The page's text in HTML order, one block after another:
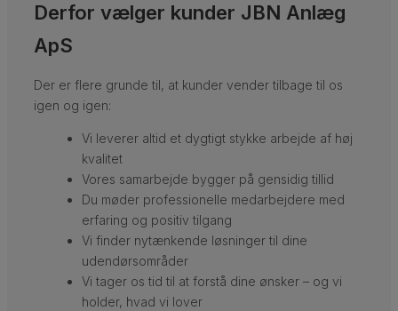
Derfor vælger kunder JBN Anlæg
ApS
Der er flere grunde til, at kunder vender tilbage til os
igen og igen:
Vi leverer altid et dygtigt stykke arbejde af høj
kvalitet
Vores samarbejde bygger på gensidig tillid
Du møder professionelle medarbejdere med
erfaring og positiv tilgang
Vi finder nytænkende løsninger til dine
udendørsområder
Vi tager os tid til at forstå dine ønsker – og vi
holder, hvad vi lover